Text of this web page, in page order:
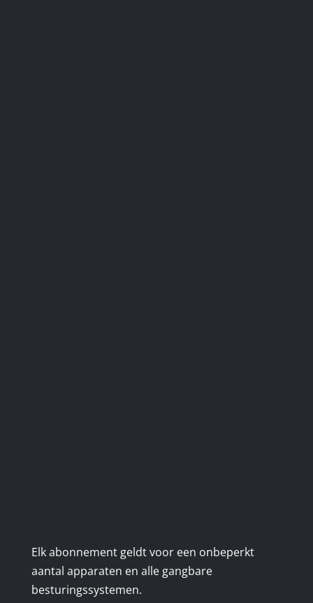
Elk abonnement geldt voor een onbeperkt
aantal apparaten en alle gangbare
besturingssystemen.